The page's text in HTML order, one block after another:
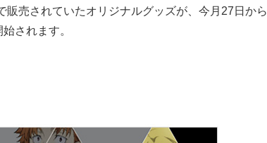
販売されていたオリジナルグッズが、今月27日から
されます。